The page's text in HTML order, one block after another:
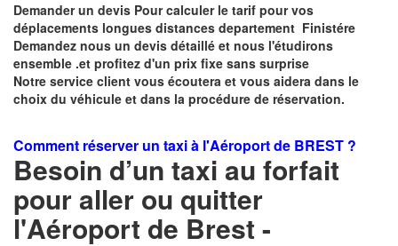
Demander un devis Pour calculer le tarif pour vos
déplacements longues distances departement Finistére
Demandez nous un devis détaillé et nous l'étudirons
ensemble .et profitez d'un prix fixe sans surprise
Notre service client vous écoutera et vous aidera dans le
choix du véhicule et dans la procédure de réservation.
Comment réserver un taxi à l'Aéroport de BREST ?
Besoin d’un taxi au forfait
pour aller ou quitter
l'Aéroport de Brest -